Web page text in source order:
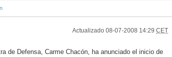
Actualizado 08-07-2008 14:29 CET
de Defensa, Carme Chacón, ha anunciado el inicio de